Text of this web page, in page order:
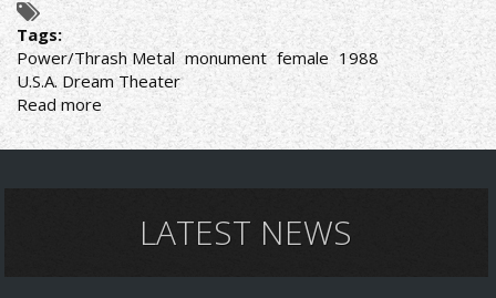
Tags:
Power/Thrash Metal monument female 1988
U.S.A. Dream Theater
Read more about
Meanstreak-
Roadkill
LATEST NEWS